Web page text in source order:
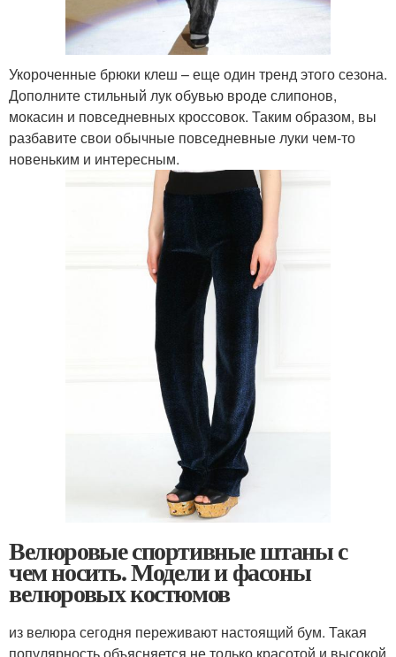
Укороченные брюки клеш – еще один тренд этого сезона.
Дополните стильный лук обувью вроде слипонов,
мокасин и повседневных кроссовок. Таким образом, вы
разбавите свои обычные повседневные луки чем-то
новеньким и интересным.
Велюровые спортивные штаны с
чем носить. Модели и фасоны
велюровых костюмов
из велюра сегодня переживают настоящий бум. Такая